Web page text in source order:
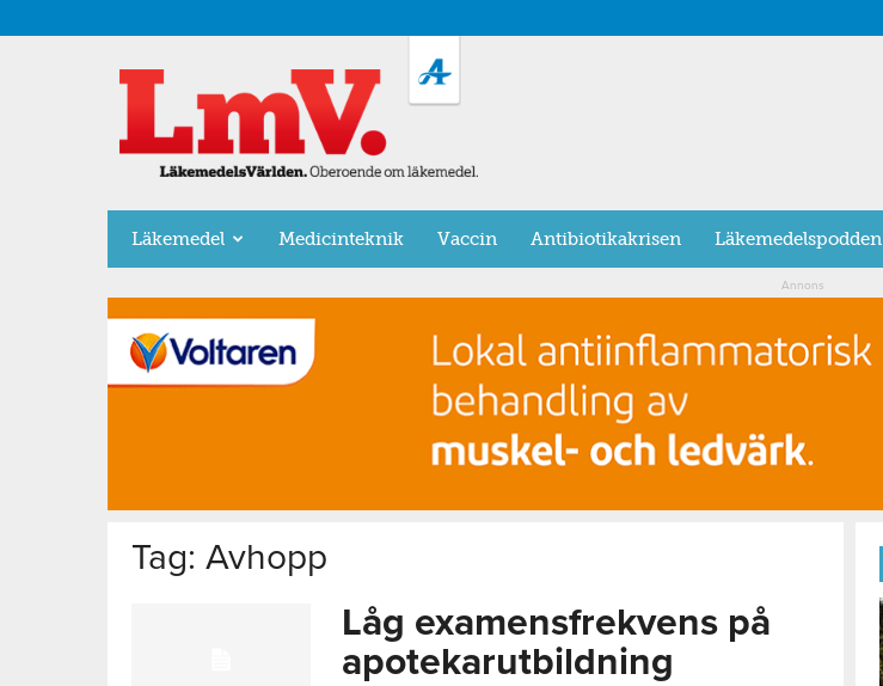
LäkemedelsVärlden
Läkemedel Medicinteknik Vaccin Antibiotikakrisen Läkemedelspodden
Annons
Tag: Avhopp
Låg examensfrekvens på
apotekarutbildning